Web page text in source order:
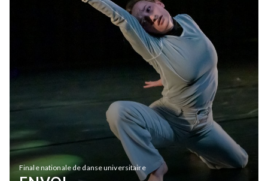
Finale nationale de danse universitaire